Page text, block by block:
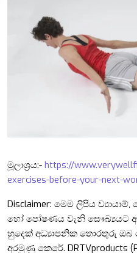
මූලාශ්‍රය:- https://
exercises-before-your-next-
Disclaimer: මෙම ලිපිය
හෝ පෝෂණය වැනි සෞඛ්‍යයට
හුදෙක් අධ්‍යාපනික තොරතුරු ඔබ
අරමුණු කෙරේ. DRTVproducts